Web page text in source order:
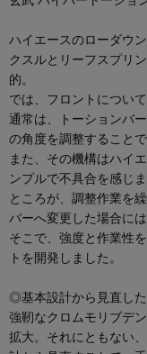
ハイエースのローダウ
クスルとリーフスプリ
的。
では、フロントについ
通常は、トーションバ
の角度を調整すること
また、その機構はハイ
ンプルで不具合を感じま
ところが、調整作業を
バーへ変更した場合に
そこで、強度と作業性
トを開発しました。
◎基本設計から見直し
強靭なクロムモリブデ
拡大。それにともない